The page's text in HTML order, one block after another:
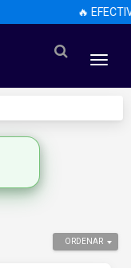
🔥
ORDENAR